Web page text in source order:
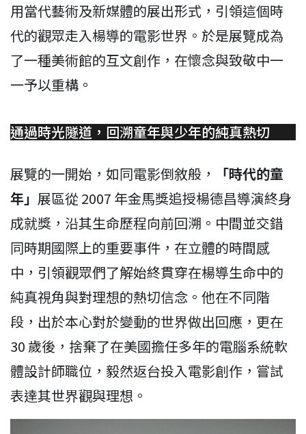
用當代藝術及新媒體的展出形式，引領這個時
代的觀眾走入楊導的電影世界。於是展覽成為
了一種美術館的互文創作，在懷念與致敬中一
一予以重構。
通過時光隧道，回溯童年與少年的純真熱切
展覽的一開始，如同電影倒敘般，
「時代的童
年」 展區從 2007 年金馬獎追授楊德昌導演終身
成就獎，沿其生命歷程向前回溯。中間並交錯
同時期國際上的重要事件，在立體的時間感
中，引領觀眾們了解始終貫穿在楊導生命中的
純真視角與對理想的熱切信念。他在不同階
段，出於本心對於變動的世界做出回應，更在
30 歲後，捨棄了在美國擔任多年的電腦系統軟
體設計師職位，毅然返台投入電影創作，嘗試
表達其世界觀與理想。